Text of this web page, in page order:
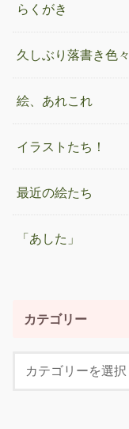
らくがき
久しぶり落書き色々
絵、あれこれ
イラストたち！
最近の絵たち
「あした」
カテゴリー